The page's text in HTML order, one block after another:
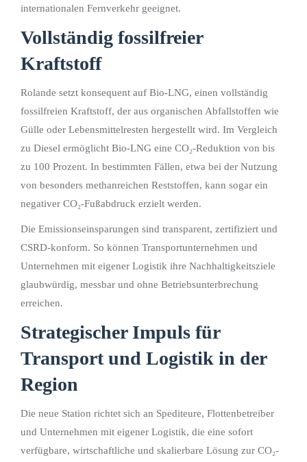
internationalen Fernverkehr geeignet.
Vollständig fossilfreier
Kraftstoff
Rolande setzt konsequent auf Bio-LNG, einen vollständig
fossilfreien Kraftstoff, der aus organischen Abfallstoffen wie
Gülle oder Lebensmittelresten hergestellt wird. Im Vergleich
zu Diesel ermöglicht Bio-LNG eine CO₂-Reduktion von bis
zu 100 Prozent. In bestimmten Fällen, etwa bei der Nutzung
von besonders methanreichen Reststoffen, kann sogar ein
negativer CO₂-Fußabdruck erzielt werden.
Die Emissionseinsparungen sind transparent, zertifiziert und
CSRD-konform. So können Transportunternehmen und
Unternehmen mit eigener Logistik ihre Nachhaltigkeitsziele
glaubwürdig, messbar und ohne Betriebsunterbrechung
erreichen.
Strategischer Impuls für
Transport und Logistik in der
Region
Die neue Station richtet sich an Spediteure, Flottenbetreiber
und Unternehmen mit eigener Logistik, die eine sofort
verfügbare, wirtschaftliche und skalierbare Lösung zur CO₂-